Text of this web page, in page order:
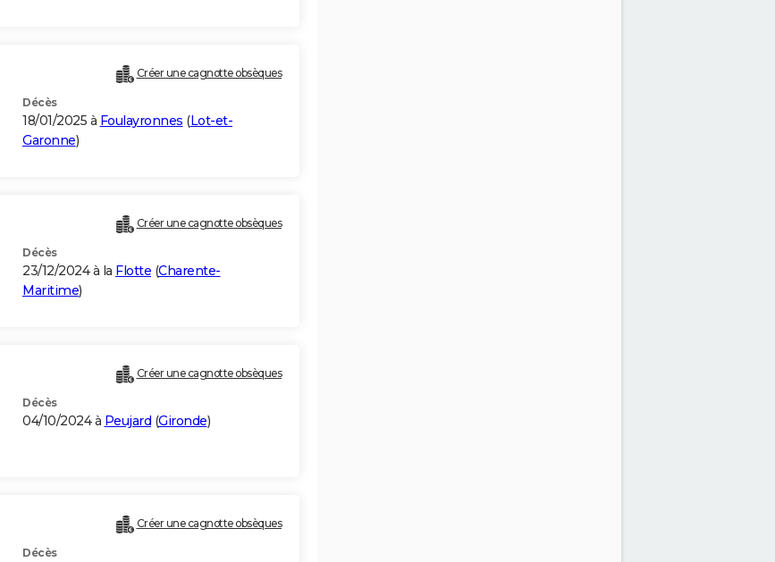
Créer une cagnotte obsèques
Décès
18/01/2025 à Foulayronnes (Lot-et-
Garonne)
Créer une cagnotte obsèques
Décès
23/12/2024 à la Flotte (Charente-
Maritime)
Créer une cagnotte obsèques
Décès
04/10/2024 à Peujard (Gironde)
Créer une cagnotte obsèques
Décès